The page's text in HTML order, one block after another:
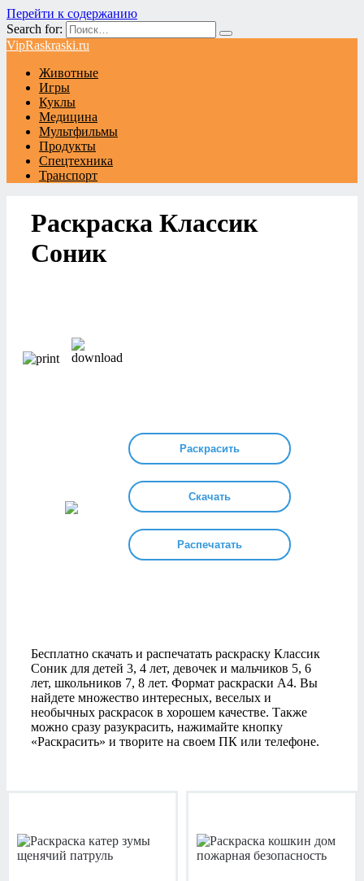
Перейти к содержанию
Search for:
VipRaskraski.ru
Животные
Игры
Куклы
Медицина
Мультфильмы
Продукты
Спецтехника
Транспорт
Раскраска Классик
Соник
Раскрасить
Скачать
Распечатать
Бесплатно скачать и распечатать раскраску Классик
Соник для детей 3, 4 лет, девочек и мальчиков 5, 6
лет, школьников 7, 8 лет. Формат раскраски А4. Вы
найдете множество интересных, веселых и
необычных раскрасок в хорошем качестве. Также
можно сразу разукрасить, нажимайте кнопку
«Раскрасить» и творите на своем ПК или телефоне.